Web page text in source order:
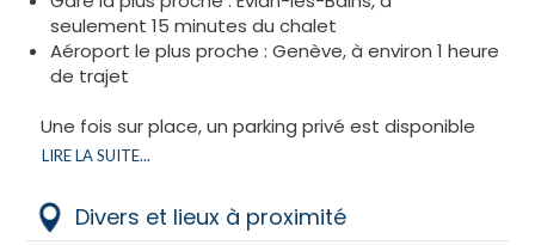
seulement 15 minutes du chalet
​Aéroport le plus proche : Genève, à environ 1 heure
de trajet
Une fois sur place, un parking privé est disponible
devant le chalet pour votre confort.
pour rejoindre facilement les pistes à pieds.
LIRE LA SUITE...
Divers et lieux à proximité